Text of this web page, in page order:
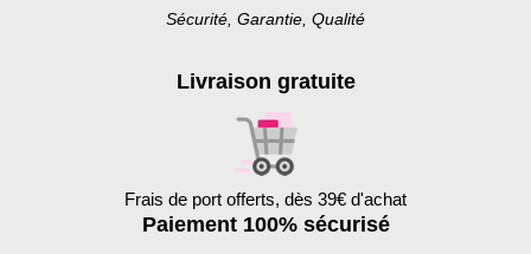
Sécurité, Garantie, Qualité
Livraison gratuite
Frais de port offerts, dès 39€ d'achat
Paiement 100% sécurisé